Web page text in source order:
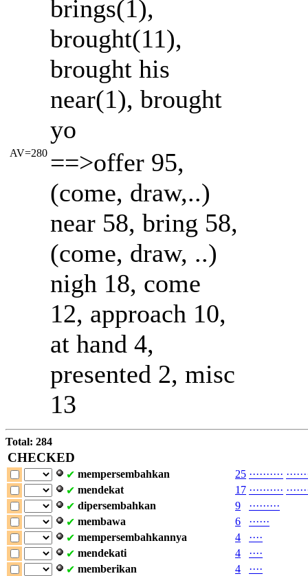
brings(1),
brought(11),
brought his
near(1), brought
yo
AV=280 ==>offer 95,
(come, draw,..)
near 58, bring 58,
(come, draw, ..)
nigh 18, come
12, approach 10,
at hand 4,
presented 2, misc
13
Total: 284
CHECKED
✔ mempersembahkan 25 ·········· ······
✔ mendekat 17 ·········· ······
✔ dipersembahkan 9 ·········
✔ membawa 6 ······
✔ mempersembahkannya 4 ····
✔ mendekati 4 ····
✔ memberikan 4 ····